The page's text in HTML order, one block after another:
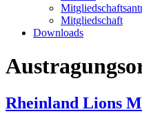
Mitgliedschaft
Downloads
Rheinland Lions